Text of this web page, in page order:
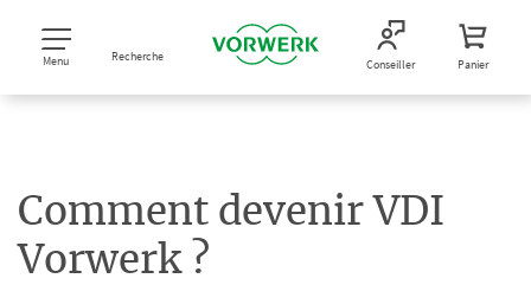
Menu Recherche Conseiller Panier
Comment devenir VDI
Vorwerk ?